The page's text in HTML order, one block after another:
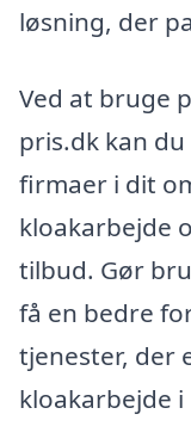
løsning, der
Ved at bruge
pris.dk kan
firmaer i dit
kloakarbejde
tilbud. Gør
få en bedre
tjenester, der
kloakarbejde i